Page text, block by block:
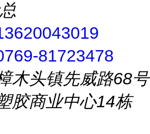
81723478
木头镇先威路68号
胶商业中心14栋